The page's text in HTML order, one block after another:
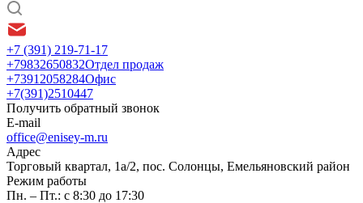
+7 (391) 219-71-17
+79832650832Отдел продаж
+73912058284Офис
+7(391)2510447
Получить обратный звонок
E-mail
office@enisey-m.ru
Адрес
​Торговый квартал, 1а/2, пос. Солонцы, Емельяновский район
Режим работы
Пн. – Пт.: с 8:30 до 17:30